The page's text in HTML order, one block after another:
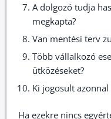
A dolgozó tudja
megkapta?
Van mentési terv
Több vállalkozó
ütközéseket?
Ki jogosult
Ha ezekre nincs